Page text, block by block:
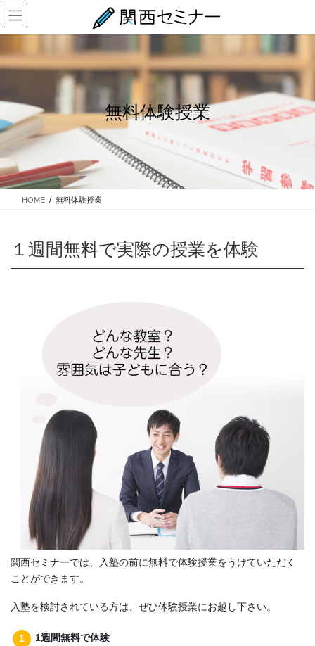
コ
ン
テ
ツ
ナ
ビ
ゲ
シ
移
無料体験授業
HOME 無料体験授業
１週間無料で実際の授業を体験
関西セミナーでは、入塾の前に無料で体験授業をうけていただく
ことができます。
入塾を検討されている方は、ぜひ体験授業にお越し下さい。
1週間無料で体験